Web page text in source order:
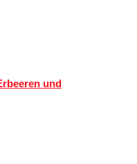
und